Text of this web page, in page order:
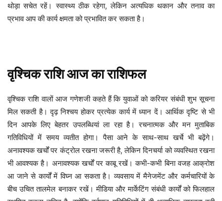
थोड़ा सचेत रहें। स्वास्थ्य ठीक रहेगा, लेकिन अत्यधिक थकान और तनाव का
प्रभाव आप की कार्य क्षमता को प्रभावित कर सकता है।
वृश्चिकराशिआजकाराशिफल
वृश्चिक राशि वालों आज गणेशजी कहते हैं कि युवाओं को करियर संबंधी शुभ सूचना
मिल सकती है। दृढ़ निश्चय होकर प्रत्येक कार्य में ध्यान दें। आर्थिक दृष्टि से भी
दिन आपके लिए बेहतर उपलब्धियां ला रहा है। रचनात्मक और मन मुताबिक
गतिविधियों में समय व्यतीत होगा। पैसा आने के साथ-साथ खर्चे भी बढ़ेंगे।
अनावश्यक खर्चों पर कंट्रोल रखना जरूरी है, लेकिन दिनचर्या को व्यवस्थित रखना
भी आवश्यक है। अनावश्यक खर्चों पर काबू रखें। कभी-कभी बिना वजह आक्रोश
आ जाने से कार्यों में विघ्न आ सकता है। व्यवसाय में मैनेजमेंट और कर्मचारियों के
बीच उचित तालमेल बनाकर रखें। मीडिया और मार्केटिंग संबंधी कार्यों को फिलहाल